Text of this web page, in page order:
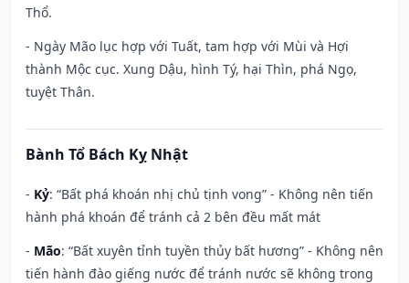
Thổ.
- Ngày Mão lục hợp với Tuất, tam hợp với Mùi và Hợi
thành Mộc cục. Xung Dậu, hình Tý, hại Thìn, phá Ngọ,
tuyệt Thân.
Bành Tổ Bách Kỵ Nhật
- Kỷ: “Bất phá khoán nhị chủ tịnh vong” - Không nên tiến
hành phá khoán để tránh cả 2 bên đều mất mát
- Mão: “Bất xuyên tỉnh tuyền thủy bất hương” - Không nên
tiến hành đào giếng nước để tránh nước sẽ không trong